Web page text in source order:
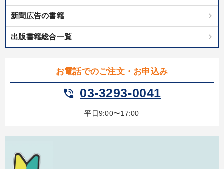
新聞広告の書籍
出版書籍総合一覧
お電話でのご注文・お申込み
phone_in_talk 03-3293-0041
平日9:00〜17:00